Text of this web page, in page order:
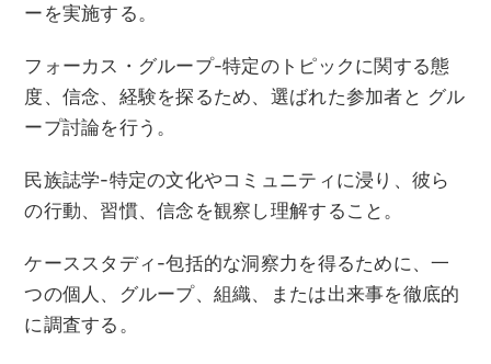
ーを実施する。
フォーカス・グループ-特定のトピックに関する態
度、信念、経験を探るため、選ばれた参加者と グル
ープ討論を行う。
民族誌学-特定の文化やコミュニティに浸り、彼ら
の行動、習慣、信念を観察し理解すること。
ケーススタディ-包括的な洞察力を得るために、一
つの個人、グループ、組織、または出来事を徹底的
に調査する。